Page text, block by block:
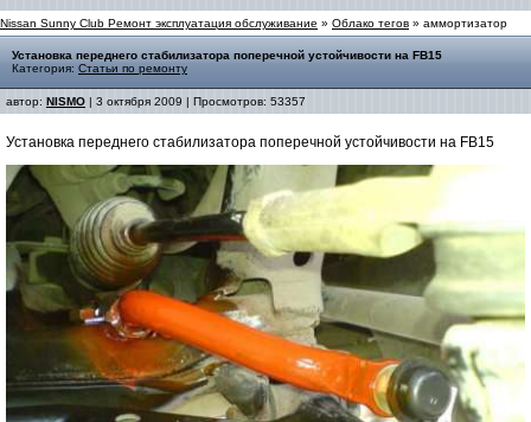
Nissan Sunny Club Ремонт эксплуатация обслуживание » Облако тегов » аммортизатор
Установка переднего стабилизатора поперечной устойчивости на FB15
Категория: Статьи по ремонту
автор: NISMO | 3 октября 2009 | Просмотров: 53357
Установка переднего стабилизатора поперечной устойчивости на FB15